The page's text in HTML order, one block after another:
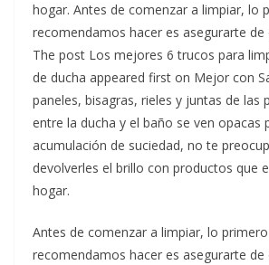
hogar. Antes de comenzar a limpiar, lo
recomendamos hacer es asegurarte de
The post Los mejores 6 trucos para
de ducha appeared first on Mejor con
paneles, bisagras, rieles y juntas de las
entre la ducha y el baño se ven opacas
acumulación de suciedad, no te
devolverles el brillo con productos que
hogar.
Antes de comenzar a limpiar, lo
recomendamos hacer es asegurarte de